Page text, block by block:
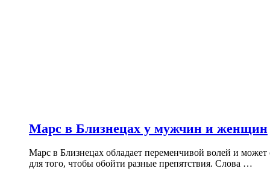
Марс в Близнецах у мужчин и женщин
Марс в Близнецах обладает переменчивой волей и
для того, чтобы обойти разные препятствия. Слова …